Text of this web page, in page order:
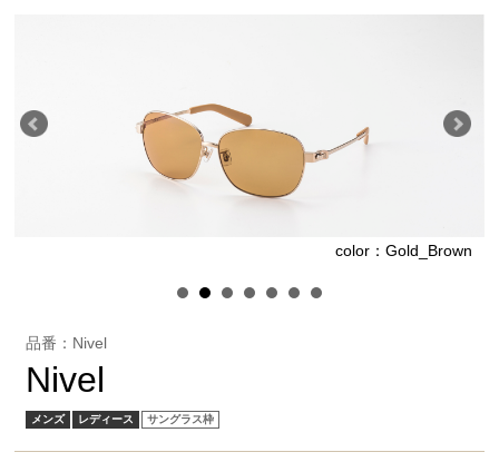
color：Gold_Brown
品番：Nivel
Nivel
メンズ レディース サングラス枠